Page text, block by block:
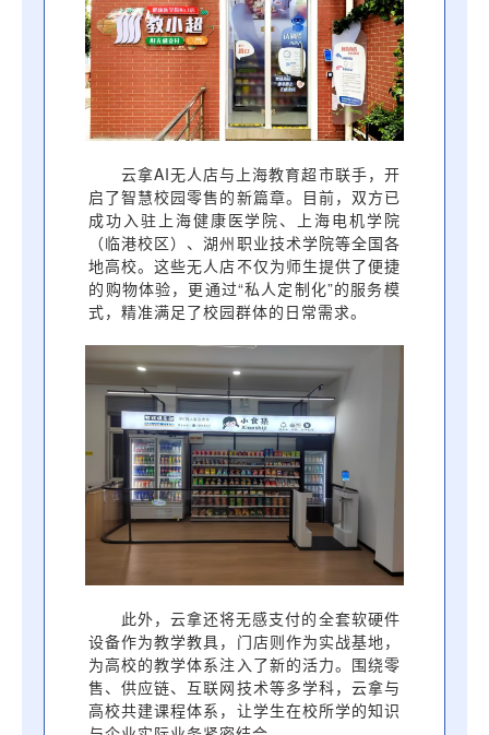
云拿AI无人店与上海教育超市联手，开
启了智慧校园零售的新篇章。目前，双方已
成功入驻上海健康医学院、上海电机学院
（临港校区）、湖州职业技术学院等全国各
地高校。这些无人店不仅为师生提供了便捷
的购物体验，更通过“私人定制化”的服务模
式，精准满足了校园群体的日常需求。
此外，云拿还将无感支付的全套软硬件
设备作为教学教具，门店则作为实战基地，
为高校的教学体系注入了新的活力。围绕零
售、供应链、互联网技术等多学科，云拿与
高校共建课程体系，让学生在校所学的知识